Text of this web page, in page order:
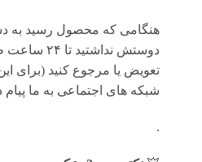
هنگامی که محصول رسید به
دوستش
تعویض یا مرجوع کنید (برای
شبکه های اجتماعی به ما پیام
.